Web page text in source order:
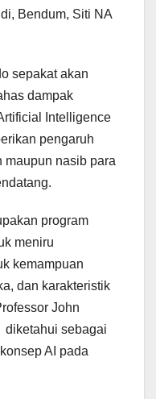
Bendum, Siti NA
sepakat akan
dampak
Intelligence
pengaruh
maupun nasib para
program
meniru
kemampuan
dan karakteristik
John
diketahui sebagai
AI pada